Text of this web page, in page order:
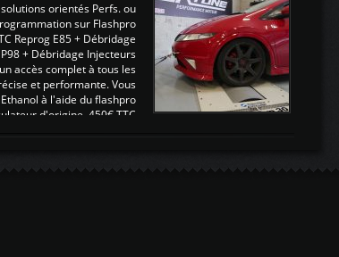
orientés Perfs. ou
sur Flashpro
Reprog E85 + Débridage
+ Débridage Injecteurs
accès complet à tous les
et performante. Vous
à l'aide du flashpro
d'origine 450€ TTC